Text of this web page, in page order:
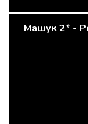
Машук 2* -